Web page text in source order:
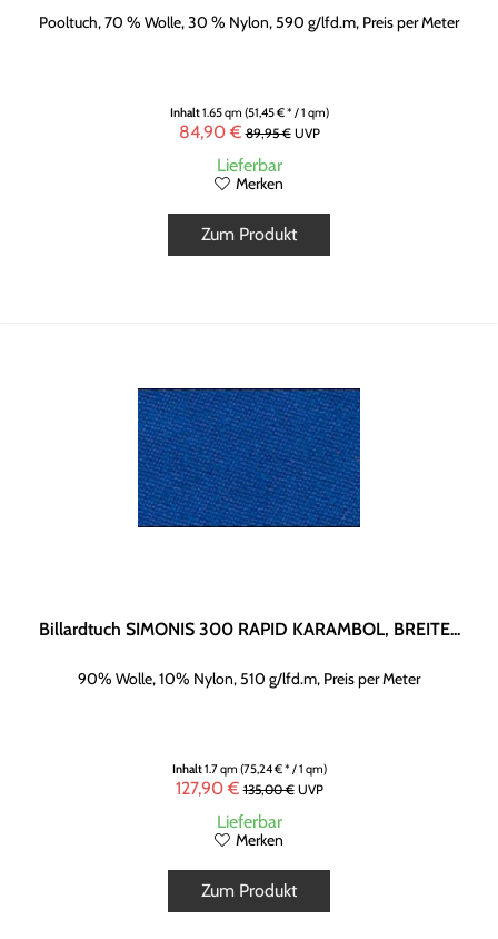
Pooltuch, 70 % Wolle, 30 % Nylon, 590 g/lfd.m, Preis per Meter
Inhalt1.65 qm (51,45 € * / 1 qm)
84,90 € 89,95 €UVP
Lieferbar
Merken
Zum Produkt
Billardtuch SIMONIS 300 RAPID KARAMBOL, BREITE...
90% Wolle, 10% Nylon, 510 g/lfd.m, Preis per Meter
Inhalt1.7 qm (75,24 € * / 1 qm)
127,90 € 135,00 €UVP
Lieferbar
Merken
Zum Produkt